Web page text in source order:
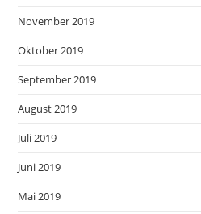
November 2019
Oktober 2019
September 2019
August 2019
Juli 2019
Juni 2019
Mai 2019